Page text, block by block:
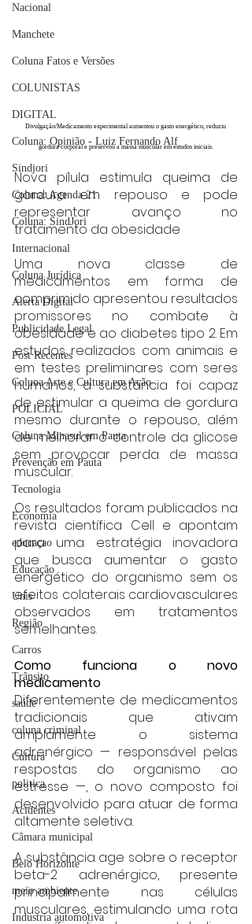
Nacional
Manchete
Coluna Fatos e Versões
COLUNISTAS
DIGITAL
Coluna: Opinião - Luiz Fernando Alf
Sindjori
Coluna: Agenda 21
Coluna: SindJori
Internacional
Coluna Jurídica
Alerta Digital
Publicidade Legal
Post Recentes
Coluna Arte e Cultura em Ação
POLICIAL
Coluna Minasul em Pauta
Prevenção em Pauta
Tecnologia
Economia
educaçao
Educação
Unis
Região
Carros
Trânsito
saúde
coluna criminal
Cultura
politica
Acidentes
Câmara municipal
Belo Horizonte
meio ambiente
Industria automotiva
Divulgação/Medicamento experimental aumentou o gasto energético, reduziu
gordura corporal e preservou a massa muscular em estudos iniciais.
Nova pílula estimula queima de
gordura em repouso e pode
representar avanço no
tratamento da obesidade
Uma nova classe de
medicamentos em forma de
comprimido apresentou resultados
promissores no combate à
obesidade e ao diabetes tipo 2. Em
estudos realizados com animais e
em testes preliminares com seres
humanos, a substância foi capaz
de estimular a queima de gordura
mesmo durante o repouso, além
de melhorar o controle da glicose
sem provocar perda de massa
muscular.
Os resultados foram publicados na
revista científica Cell e apontam
para uma estratégia inovadora
que busca aumentar o gasto
energético do organismo sem os
efeitos colaterais cardiovasculares
observados em tratamentos
semelhantes.
Como funciona o novo
medicamento
Diferentemente de medicamentos
tradicionais que ativam
amplamente o sistema
adrenérgico — responsável pelas
respostas do organismo ao
estresse —, o novo composto foi
desenvolvido para atuar de forma
altamente seletiva.
A substância age sobre o receptor
beta-2 adrenérgico, presente
principalmente nas células
musculares, estimulando uma rota